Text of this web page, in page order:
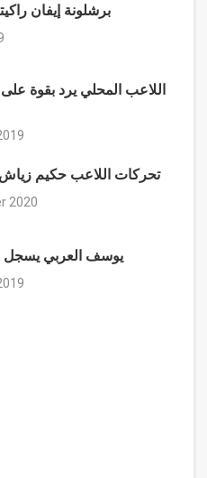
برشلونة إيفان
اللاعب المحلي يرد بقوة
تحركات اللاعب حكيم زياش
2020
يوسف العربي يسجل